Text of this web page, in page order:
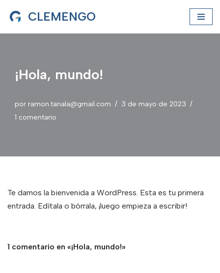
CLEMENGO
¡Hola, mundo!
por ramon.tanala@gmail.com
3 de mayo de 2023
1 comentario
Te damos la bienvenida a WordPress. Esta es tu primera
entrada. Edítala o bórrala, ¡luego empieza a escribir!
1 comentario en «¡Hola, mundo!»